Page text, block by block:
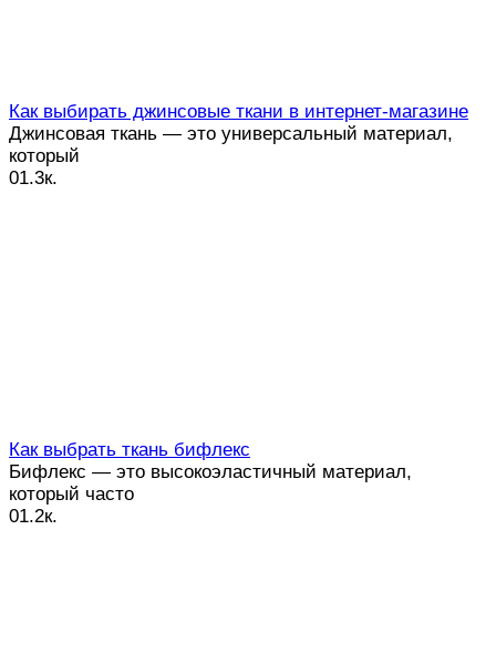
Как выбирать джинсовые ткани в интернет-магазине
Джинсовая ткань — это универсальный материал,
который
01.3к.
Как выбрать ткань бифлекс
Бифлекс — это высокоэластичный материал,
который часто
01.2к.